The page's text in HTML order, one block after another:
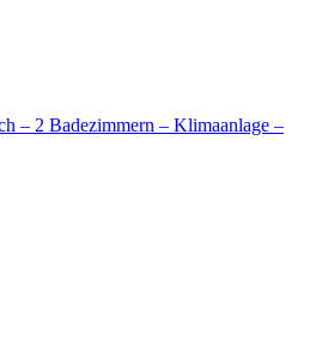
– 2 Badezimmern – Klimaanlage –